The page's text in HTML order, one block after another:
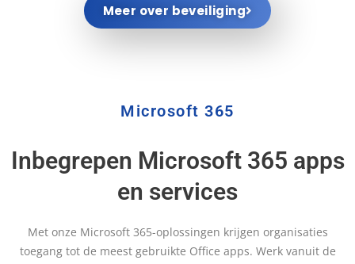
Meer over beveiliging
Microsoft 365
Inbegrepen Microsoft 365 apps
en services
Met onze Microsoft 365-oplossingen krijgen organisaties
toegang tot de meest gebruikte Office apps. Werk vanuit de